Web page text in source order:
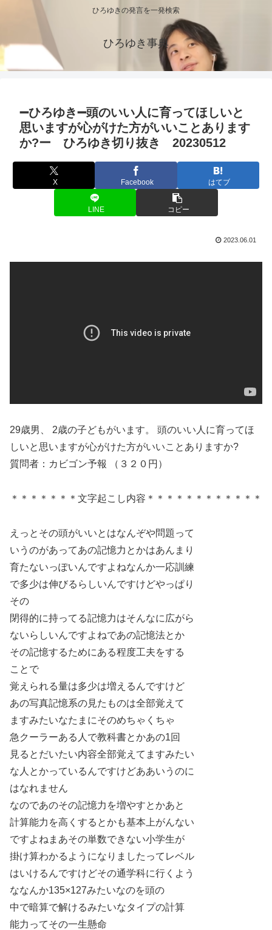
ひろゆきの発言を一発検索
ひろゆき事典
➖ひろゆき➖頭のいい人に育ってほしいと
思いますが心がけた方がいいことあります
か?ー ひろゆき切り抜き 20230512
X Facebook はてブ
LINE コピー
2023.06.01
29歳男、 2歳の子どもがいます。 頭のいい人に育ってほ
しいと思いますが心がけた方がいいことありますか?
質問者：カビゴン予報 （３２０円）
＊＊＊＊＊＊＊文字起こし内容＊＊＊＊＊＊＊＊＊＊＊＊
えっとその頭がいいとはなんぞや問題って
いうのがあってあの記憶力とかはあんまり
育たないっぽいんですよねなんか一応訓練
で多少は伸びるらしいんですけどやっぱり
その
閉得的に持ってる記憶力はそんなに広がら
ないらしいんですよねであの記憶法とか
その記憶するためにある程度工夫をする
ことで
覚えられる量は多少は増えるんですけど
あの写真記憶系の見たものは全部覚えて
ますみたいなたまにそのめちゃくちゃ
急クーラーある人で教科書とかあの1回
見るとだいたい内容全部覚えてますみたい
な人とかっているんですけどああいうのに
はなれません
なのであのその記憶力を増やすとかあと
計算能力を高くするとかも基本上がんない
ですよねまあその単数できない小学生が
掛け算わかるようになりましたってレベル
はいけるんですけどその通学科に行くよう
ななんか135×127みたいなのを頭の
中で暗算で解けるみたいなタイプの計算
能力ってその一生懸命